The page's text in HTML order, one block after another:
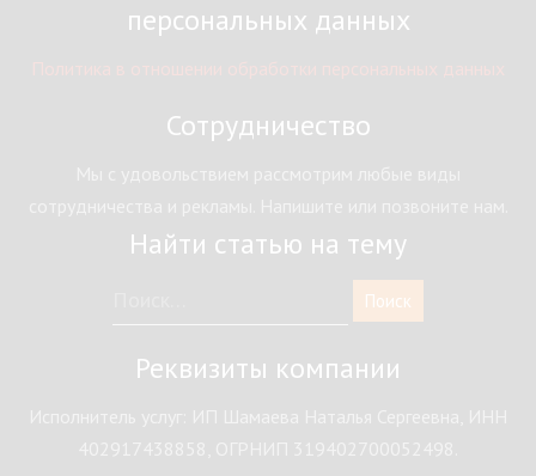
персональных данных
Сотрудничество
Найти статью на тему
Реквизиты компании